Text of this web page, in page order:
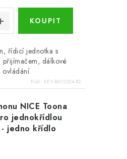
řídicí jednotka s
přijímačem, dálkové
ovládání
Kód: KEY-RAY2224-B2
NICE Toona
jednokřídlou
- jedno křídlo